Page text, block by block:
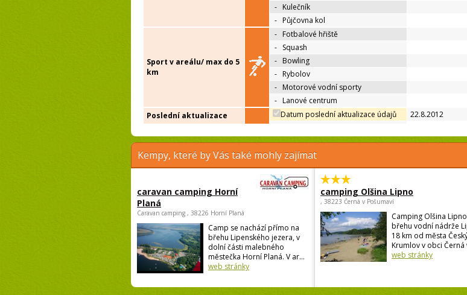
- Kulečník
- Půjčovna kol
Sport v areálu/ max do 5
km
- Fotbalové hřiště
- Squash
- Bowling
- Rybolov
- Motorové vodní sporty
- Lanové centrum
Poslední aktualizace
Datum poslední aktualizace údajů 22.8.2012
Kempy, které by Vás také mohly zajímat
caravan camping Horní
Planá
Caravan camping , 38226 Horní Planá
Camp se nachází přímo na
břehu Lipenského jezera, v
dolní části malebného
městečka Horní Planá. V ar...
web stránky
camping Olšina Lipno
, 38223 Černá v Pošumaví
Camping Olšina
břehu vodní nádrže
18 km od města
Krumlov v obci Černá
web stránky